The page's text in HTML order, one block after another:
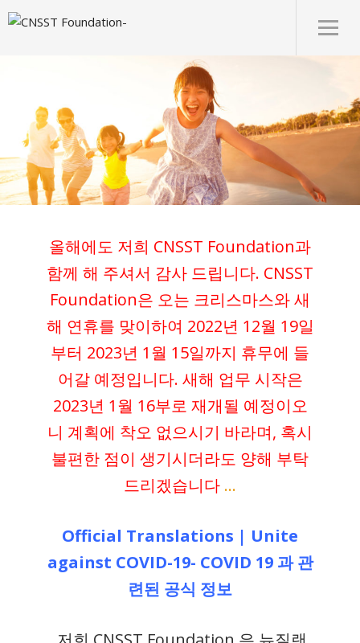
올해에도 저희 CNSST Foundation과
함께 해 주셔서 감사 드립니다. CNSST
Foundation은 오는 크리스마스와 새
해 연휴를 맞이하여 2022년 12월 19일
부터 2023년 1월 15일까지 휴무에 들
어갈 예정입니다. 새해 업무 시작은
2023년 1월 16부로 재개될 예정이오
니 계획에 착오 없으시기 바라며, 혹시
불편한 점이 생기시더라도 양해 부탁
드리겠습니다 …
Official Translations | Unite
against COVID-19- COVID 19 과 관
련된 공식 정보